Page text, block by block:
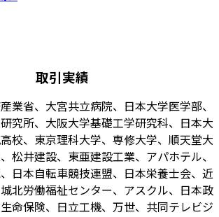
取引実績
業省、大宮共立病院、日本大学医学部、
究所、大阪大学基礎工学研究科、日本大
校、東京理科大学、専修大学、順天堂大
松井建設、東亜建設工業、アパホテル、
日本自転車競技連盟、日本栄養士会、近
北労働福祉センター、アスクル、日本政
命保険、日立工機、万世、共同テレビジ